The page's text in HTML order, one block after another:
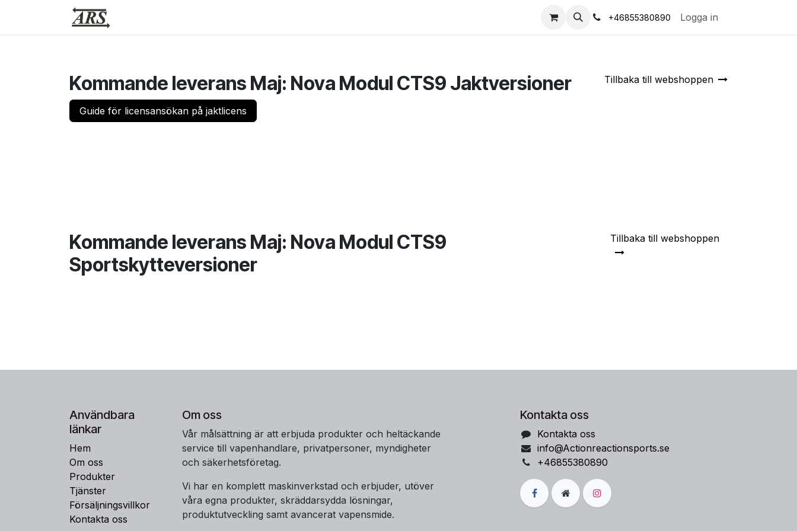
Hoppa till innehåll
+46855380890 Logga in
Kommande leverans Maj: Nova Modul CTS9 Jaktversioner
Guide för licensansökan på jaktlicens
Tillbaka till webshoppen
Kommande leverans Maj: Nova Modul CTS9
Sportskytteversioner
Tillbaka till webshoppen
Användbara
länkar
Hem
Om oss
Produkter
Tjänster
Försäljningsvillkor
Kontakta oss
Om oss
Vår målsättning är att erbjuda produkter och heltäckande
service till vapenhandlare, privatpersoner, myndigheter
och säkerhetsföretag.
Vi har en komplett maskinverkstad och erbjuder, utöver
våra egna produkter, skräddarsydda lösningar,
produktutveckling samt avancerat vapensmide.
Kontakta oss
Kontakta oss
info@Actionreactionsports.se
+46855380890